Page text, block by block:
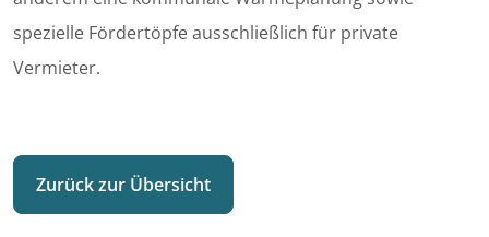
spezielle Fördertöpfe ausschließlich für private
Vermieter.
Zurück zur Übersicht